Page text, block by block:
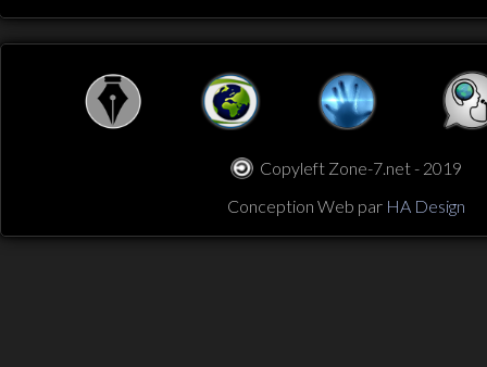
Copyleft Zone-7.net - 2019
Conception Web par HA Design